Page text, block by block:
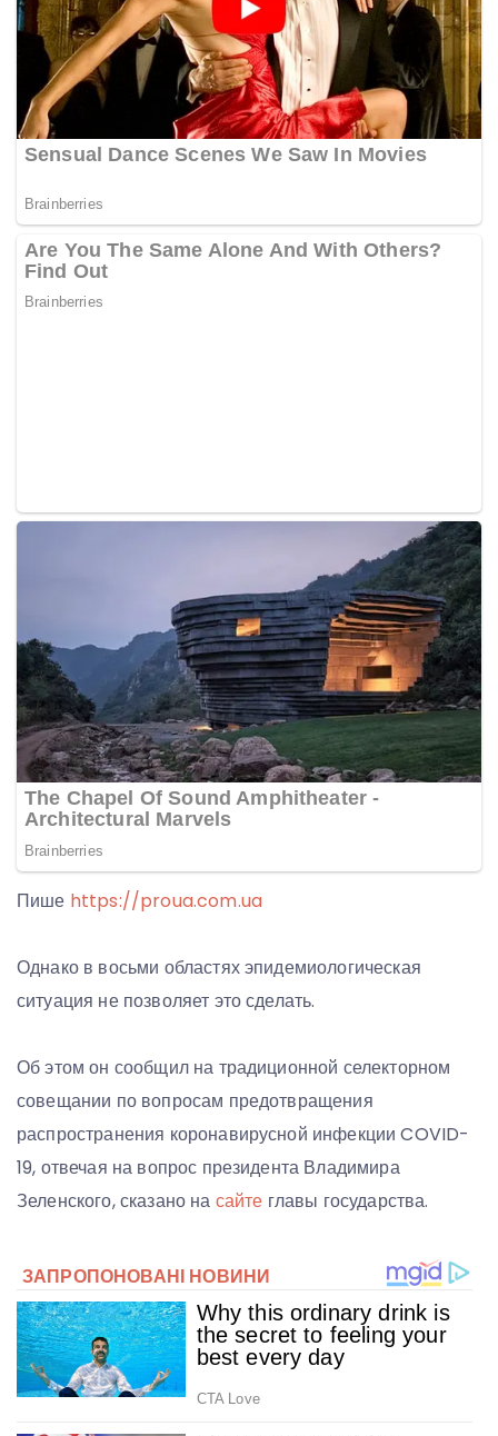
Пише https://proua.com.ua
Однако в восьми областях эпидемиологическая
ситуация не позволяет это сделать.
Об этом он сообщил на традиционной селекторном
совещании по вопросам предотвращения
распространения коронавирусной инфекции COVID-
19, отвечая на вопрос президента Владимира
Зеленского, сказано на сайте главы государства.